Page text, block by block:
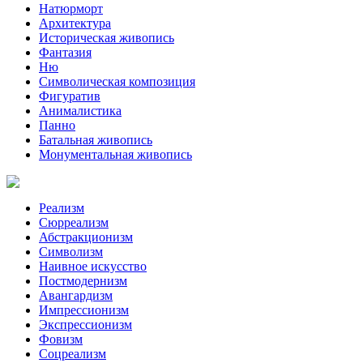
Натюрморт
Архитектура
Историческая живопись
Фантазия
Ню
Символическая композиция
Фигуратив
Анималистикa
Панно
Батальная живопись
Монументальная живопись
Реализм
Сюрреализм
Абстракционизм
Символизм
Наивное искусство
Постмодернизм
Авангардизм
Импрессионизм
Экспрессионизм
Фовизм
Соцреализм